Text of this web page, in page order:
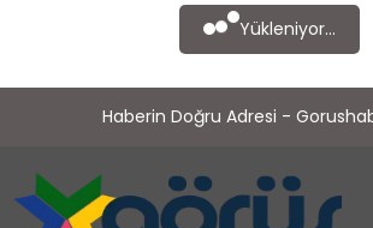
SPOR
Yükleniyor...
Haberin Doğru Adresi -